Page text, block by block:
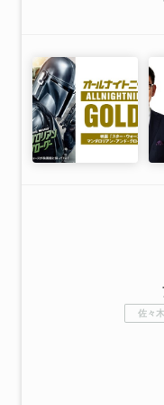
佐々